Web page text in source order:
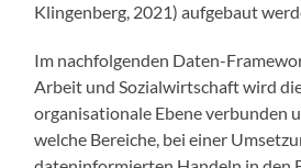
Klingenberg, 2021) aufgebaut
Im nachfolgenden Daten-
Arbeit und Sozialwirtschaft wird
organisationale Ebene verbunden
welche Bereiche, bei einer